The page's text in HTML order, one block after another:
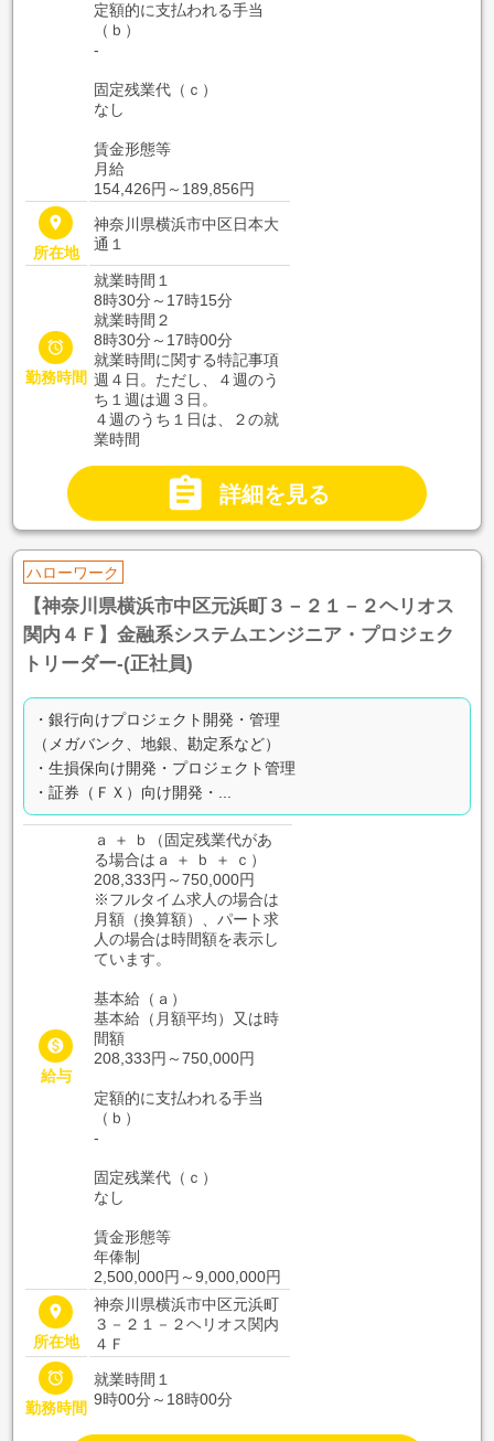
定額的に支払われる手当
（ｂ）
-
固定残業代（ｃ）
なし
賃金形態等
月給
154,426円～189,856円
place
所在地
神奈川県横浜市中区日本大
通１

勤務時間
就業時間１
8時30分～17時15分
就業時間２
8時30分～17時00分
就業時間に関する特記事項
週４日。ただし、４週のう
ち１週は週３日。
４週のうち１日は、２の就
業時間
 詳細を見る
ハローワーク
【神奈川県横浜市中区元浜町３－２１－２ヘリオス
関内４Ｆ】金融系システムエンジニア・プロジェク
トリーダー-(正社員)
・銀行向けプロジェクト開発・管理
（メガバンク、地銀、勘定系など）
・生損保向け開発・プロジェクト管理
・証券（ＦＸ）向け開発・...

給与
ａ ＋ ｂ（固定残業代があ
る場合はａ ＋ ｂ ＋ ｃ）
208,333円～750,000円
※フルタイム求人の場合は
月額（換算額）、パート求
人の場合は時間額を表示し
ています。
基本給（ａ）
基本給（月額平均）又は時
間額
208,333円～750,000円
定額的に支払われる手当
（ｂ）
-
固定残業代（ｃ）
なし
賃金形態等
年俸制
2,500,000円～9,000,000円
place
所在地
神奈川県横浜市中区元浜町
３－２１－２ヘリオス関内
４Ｆ

勤務時間
就業時間１
9時00分～18時00分